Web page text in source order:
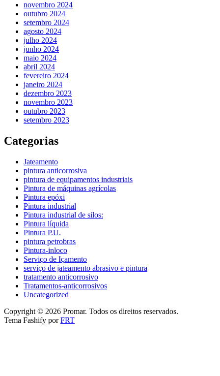
novembro 2024
outubro 2024
setembro 2024
agosto 2024
julho 2024
junho 2024
maio 2024
abril 2024
fevereiro 2024
janeiro 2024
dezembro 2023
novembro 2023
outubro 2023
setembro 2023
Categorias
Jateamento
pintura anticorrosiva
pintura de equipamentos industriais
Pintura de máquinas agrícolas
Pintura epóxi
Pintura industrial
Pintura industrial de silos:
Pintura líquida
Pintura P.U.
pintura petrobras
Pintura-inloco
Serviço de Içamento
serviço de jateamento abrasivo e pintura
tratamento anticorrosivo
Tratamentos-anticorrosivos
Uncategorized
Copyright © 2026 Promar. Todos os direitos reservados.
Tema Fashify porFRT